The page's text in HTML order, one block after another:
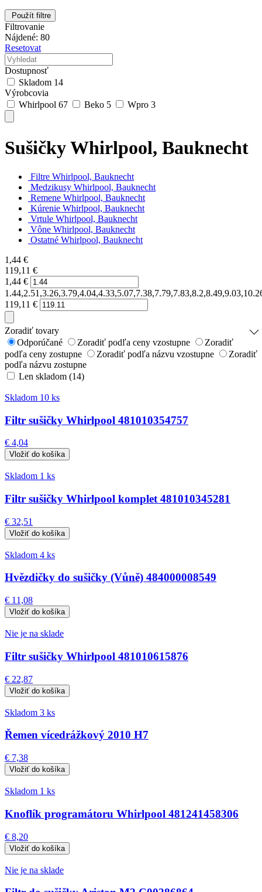
Použít filtre
Filtrovanie
Nájdené: 80
Resetovat
Dostupnosť
Skladom 14
Výrobcovia
Whirlpool 67 Beko 5 Wpro 3
Sušičky Whirlpool, Bauknecht
Filtre Whirlpool, Bauknecht
Medzikusy Whirlpool, Bauknecht
Remene Whirlpool, Bauknecht
Kúrenie Whirlpool, Bauknecht
Vrtule Whirlpool, Bauknecht
Vône Whirlpool, Bauknecht
Ostatné Whirlpool, Bauknecht
1,44 €
119,11 €
1,44 €
119,11 €
Zoradiť tovary
Odporúčané
Zoradiť podľa ceny vzostupne
Zoradiť
podľa ceny zostupne
Zoradiť podľa názvu vzostupne
Zoradiť
podľa názvu zostupne
Len skladom (14)
Skladom 10 ks
Filtr sušičky Whirlpool 481010354757
€ 4,04
Skladom 1 ks
Filtr sušičky Whirlpool komplet 481010345281
€ 32,51
Skladom 4 ks
Hvězdičky do sušičky (Vůně) 484000008549
€ 11,08
Nie je na sklade
Filtr sušičky Whirlpool 481010615876
€ 22,87
Skladom 3 ks
Řemen vícedrážkový 2010 H7
€ 7,38
Skladom 1 ks
Knoflík programátoru Whirlpool 481241458306
€ 8,20
Nie je na sklade